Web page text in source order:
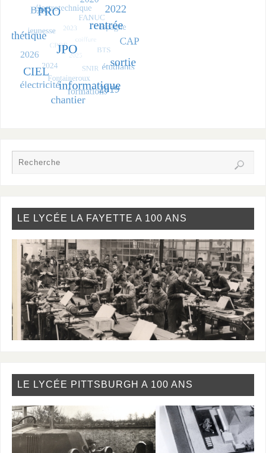
LE LYCÉE LA FAYETTE A 100 ANS
LE LYCÉE PITTSBURGH A 100 ANS